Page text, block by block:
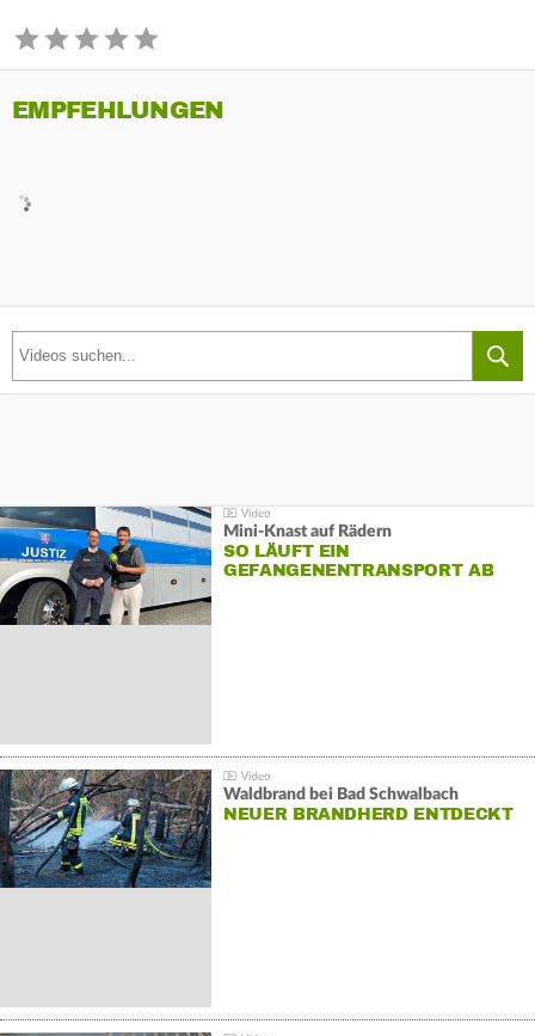
EMPFEHLUNGEN
Mini-Knast auf Rädern
SO LÄUFT EIN
GEFANGENENTRANSPORT AB
Waldbrand bei Bad Schwalbach
NEUER BRANDHERD ENTDECKT